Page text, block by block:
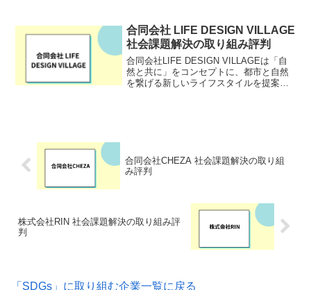
続可能な自然資源の利用を促し、環境汚
染と浪費的な消費を抑制す...
合同会社 LIFE DESIGN VILLAGE
社会課題解決の取り組み評判
合同会社LIFE DESIGN VILLAGEは「自
然と共に」をコンセプトに、都市と自然
を繋げる新しいライフスタイルを提案し
合同会社CHEZA 社会課題解決の取り組
み評判
株式会社RIN 社会課題解決の取り組み評
判
「SDGs」に取り組む企業一覧に戻る